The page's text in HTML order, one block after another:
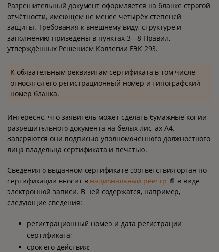
Разрешительный документ оформляется на бланке строгой
отчётности, имеющем не менее четырёх степеней
защиты. Требования к внешнему виду, структуре и
заполнению приведены в пунктах 3—8 Правил,
утверждённых Решением Коллегии ЕЭК 293.
К обязательным реквизитам сертификата в том числе
относятся его регистрационный номер и типографский
номер бланка.
Интересно, что заявитель может сделать бумажные копии
разрешительного документа на белых листах А4.
Заверяются они подписью уполномоченного должностного
лица владельца сертификата и печатью.
Сведения о выданном сертификате соответствия орган по
сертификации вносит в национальный реестр 📄 в виде
электронной записи. В ней содержатся, например,
следующие сведения:
регистрационный номер и дата регистрации
сертификата;
срок его действия;